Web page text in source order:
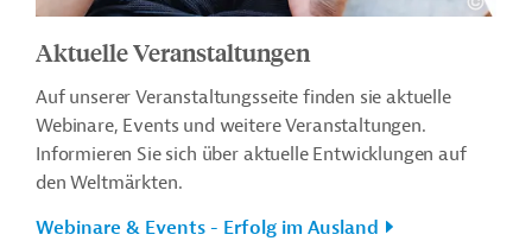
Aktuelle Veranstaltungen
Auf unserer Veranstaltungsseite finden sie aktuelle
Webinare, Events und weitere Veranstaltungen.
Informieren Sie sich über aktuelle Entwicklungen auf
den Weltmärkten.
Webinare & Events - Erfolg im Ausland